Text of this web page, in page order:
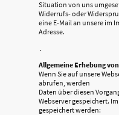
Situation von uns
Widerrufs- oder
eine E-Mail an unsere im
Adresse.
.
Allgemeine Erhebung
Wenn Sie auf unsere
abrufen, werden
Daten über diesen
Webserver gespeichert.
gespeichert werden: